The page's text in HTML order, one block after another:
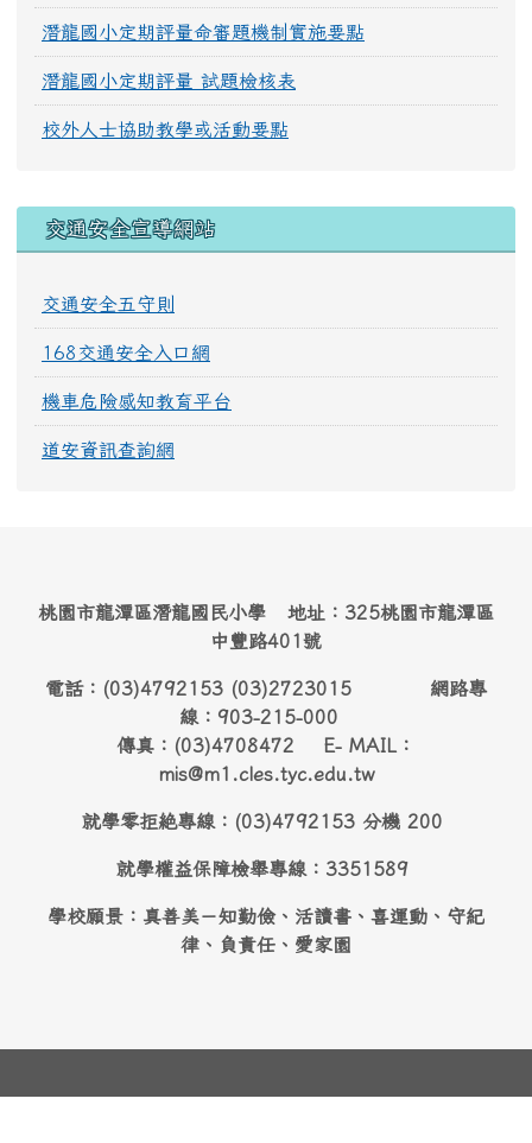
潛龍國小定期評量命審題機制實施要點
潛龍國小定期評量 試題檢核表
校外人士協助教學或活動要點
交通安全宣導網站
交通安全五守則
168交通安全入口網
機車危險感知教育平台
道安資訊查詢網
桃園市龍潭區潛龍國民小學 地址：325桃園市龍潭區
中豐路401號
電話：(03)4792153 (03)2723015 網路專
線：903-215-000
傳真：(03)4708472 E- MAIL：
mis@m1.cles.tyc.edu.tw
就學零拒絶專線：(03)4792153 分機 200
就學權益保障檢舉專線：3351589
學校願景：真善美－知勤儉、活讀書、喜運動、守紀
律、負責任、愛家園